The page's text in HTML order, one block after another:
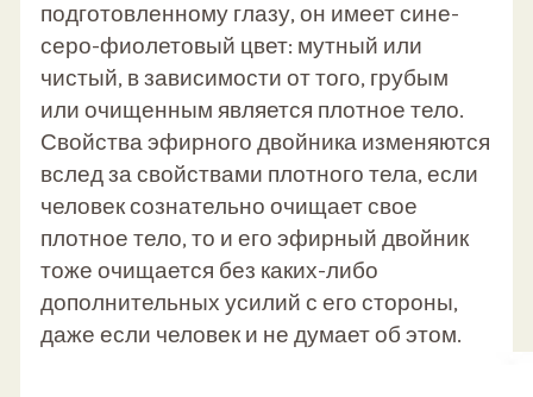
подготовленному глазу, он имеет сине-
серо-фиолетовый цвет: мутный или
чистый, в зависимости от того, грубым
или очищенным является плотное тело.
Свойства эфирного двойника изменяются
вслед за свойствами плотного тела, если
человек сознательно очищает свое
плотное тело, то и его эфирный двойник
тоже очищается без каких-либо
дополнительных усилий с его стороны,
даже если человек и не думает об этом.